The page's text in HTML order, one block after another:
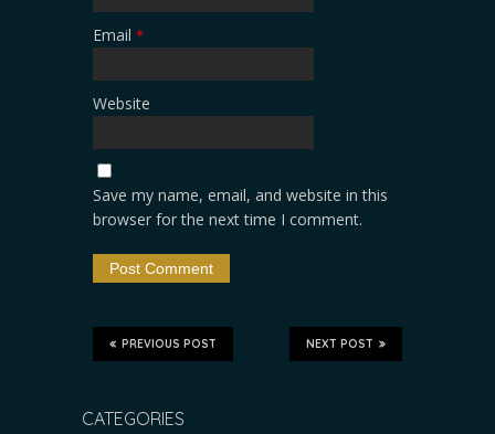
Email *
Website
Save my name, email, and website in this
browser for the next time I comment.
NEXT POST
PREVIOUS POST
CATEGORIES